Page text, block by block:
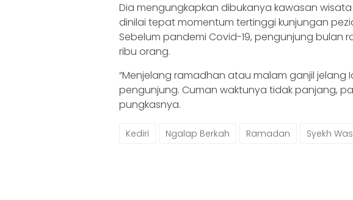
Dia mengungkapkan dibukanya kawasan wisata
dinilai tepat momentum tertinggi kunjungan
Sebelum pandemi Covid-19, pengunjung bulan
ribu orang.
“Menjelang ramadhan atau malam ganjil jelang
pengunjung. Cuman waktunya tidak panjang,
pungkasnya.
Kediri Ngalap Berkah Ramadan Syekh